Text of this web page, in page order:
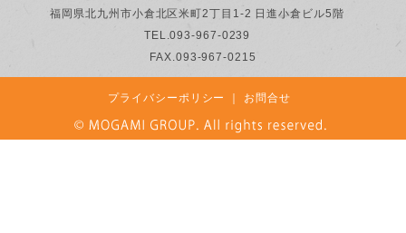
福岡県北九州市小倉北区米町2丁目1-2 日進小倉ビル5階
TEL.093-967-0239
FAX.093-967-0215
プライバシーポリシー お問合せ